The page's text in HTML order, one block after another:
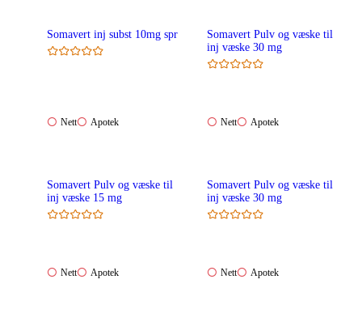
Somavert inj subst 10mg spr
Nett:
Nett
Apotek:
Apotek
Somavert Pulv og væske til
inj væske 30 mg
Nett:
Nett
Apotek:
Apotek
Somavert Pulv og væske til
inj væske 15 mg
Nett:
Nett
Apotek:
Apotek
Somavert Pulv og væske til
inj væske 30 mg
Nett:
Nett
Apotek:
Apotek